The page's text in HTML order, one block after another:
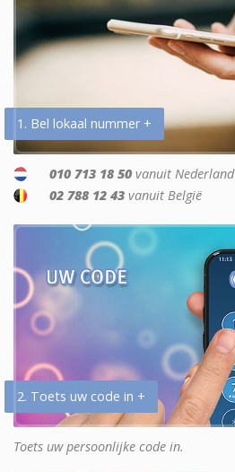
1. Bel lokaal nummer +
010 713 18 50 vanuit Nederland
02 788 12 43 vanuit België
2. Toets uw code in +
Toets uw persoonlijke code in.